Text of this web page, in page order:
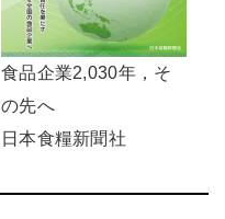
食品企業2,030年，そ
の先へ
日本食糧新聞社